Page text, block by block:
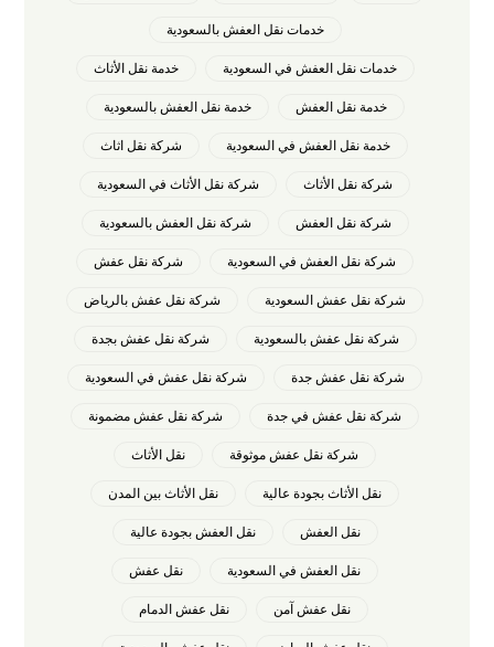
خدمات نقل العفش بالسعودية
خدمات نقل العفش في السعودية خدمة نقل الأثاث
خدمة نقل العفش خدمة نقل العفش بالسعودية
خدمة نقل العفش في السعودية شركة نقل اثاث
شركة نقل الأثاث شركة نقل الأثاث في السعودية
شركة نقل العفش شركة نقل العفش بالسعودية
شركة نقل العفش في السعودية شركة نقل عفش
شركة نقل عفش السعودية شركة نقل عفش بالرياض
شركة نقل عفش بالسعودية شركة نقل عفش بجدة
شركة نقل عفش جدة شركة نقل عفش في السعودية
شركة نقل عفش في جدة شركة نقل عفش مضمونة
شركة نقل عفش موثوقة نقل الأثاث
نقل الأثاث بجودة عالية نقل الأثاث بين المدن
نقل العفش نقل العفش بجودة عالية
نقل العفش في السعودية نقل عفش
نقل عفش آمن نقل عفش الدمام